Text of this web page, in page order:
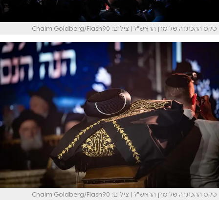
טקס ההכתרה של מרן הראש"ל | צילום: Chaim Goldberg/Flash90
טקס ההכתרה של מרן הראש"ל | צילום: Chaim Goldberg/Flash90